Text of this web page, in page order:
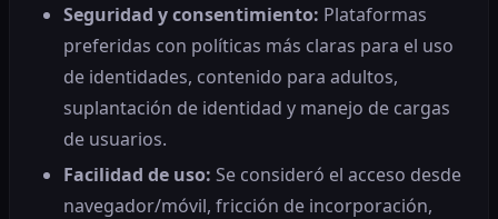
Seguridad y consentimiento: Plataformas
preferidas con políticas más claras para el uso
de identidades, contenido para adultos,
suplantación de identidad y manejo de cargas
de usuarios.
Facilidad de uso: Se consideró el acceso desde
navegador/móvil, fricción de incorporación,